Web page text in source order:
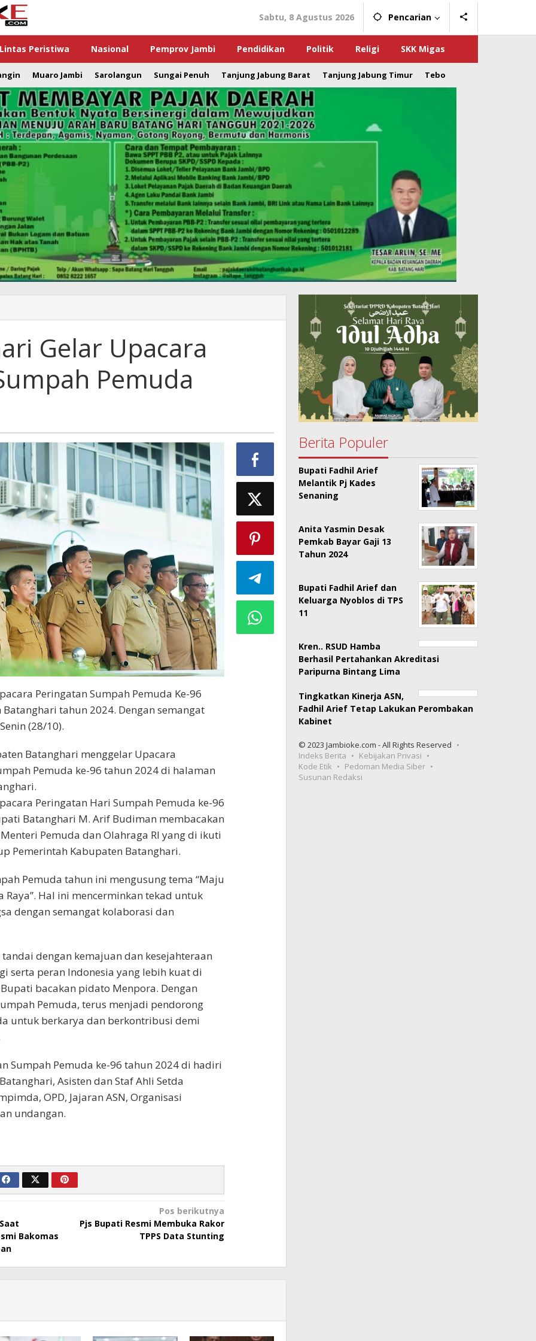
Sabtu, 8 Agustus 2026 Pencarian
Lintas Peristiwa Nasional Pemprov Jambi Pendidikan Politik Religi SKK Migas
Muaro Jambi Sarolangun Sungai Penuh Tanjung Jabung Barat Tanjung Jabung Timur Tebo
Gelar Upacara
Pemuda
Peringatan Sumpah Pemuda Ke-96
tahun 2024. Dengan semangat
(28/10).
Batanghari menggelar Upacara
Pemuda ke-96 tahun 2024 di halaman
Peringatan Hari Sumpah Pemuda ke-96
Batanghari M. Arif Budiman membacakan
Pemuda dan Olahraga RI yang di ikuti
Pemerintah Kabupaten Batanghari.
Pemuda tahun ini mengusung tema “Maju
Raya”. Hal ini mencerminkan tekad untuk
dengan semangat kolaborasi dan
dengan kemajuan dan kesejahteraan
serta peran Indonesia yang lebih kuat di
bacakan pidato Menpora. Dengan
Pemuda, terus menjadi pendorong
untuk berkarya dan berkontribusi demi
Sumpah Pemuda ke-96 tahun 2024 di hadiri
Asisten dan Staf Ahli Setda
OPD, Jajaran ASN, Organisasi
undangan.
Bakomas
Pos berikutnya
Pjs Bupati Resmi Membuka Rakor
TPPS Data Stunting
Berita Populer
Bupati Fadhil Arief
Melantik Pj Kades
Senaning
Anita Yasmin Desak
Pemkab Bayar Gaji 13
Tahun 2024
Bupati Fadhil Arief dan
Keluarga Nyoblos di TPS
11
Kren.. RSUD Hamba
Berhasil Pertahankan Akreditasi
Paripurna Bintang Lima
Tingkatkan Kinerja ASN,
Fadhil Arief Tetap Lakukan Perombakan
Kabinet
© 2023 Jambioke.com - All Rights Reserved
Indeks Berita
Kebijakan Privasi
Kode Etik
Pedoman Media Siber
Susunan Redaksi